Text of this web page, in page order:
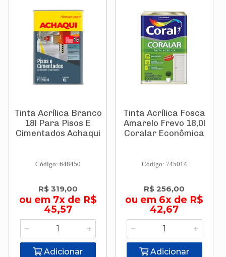
Tinta Acrílica Branco
18l Para Pisos E
Cimentados Achaqui
Código: 648450
R$ 319,00
ou em 7x de R$
45,57
Adicionar
Tinta Acrílica Fosca
Amarelo Frevo 18,0l
Coralar Econômica
Código: 745014
R$ 256,00
ou em 6x de R$
42,67
Adicionar